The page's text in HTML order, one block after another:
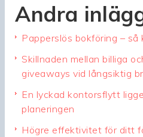
Andra
Papperslös bokföring – så
Skillnaden mellan billiga
giveaways vid långsiktig
En lyckad kontorsflytt
planeringen
Högre effektivitet för ditt